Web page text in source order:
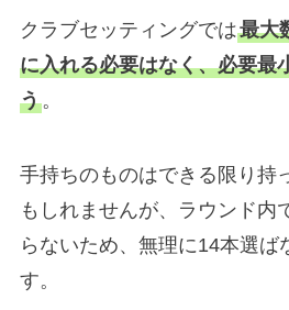
クラブセッティングでは最大
に入れる必要はなく、必要最
う。
手持ちのものはできる限り持
もしれませんが、ラウンド内
らないため、無理に14本選ば
す。